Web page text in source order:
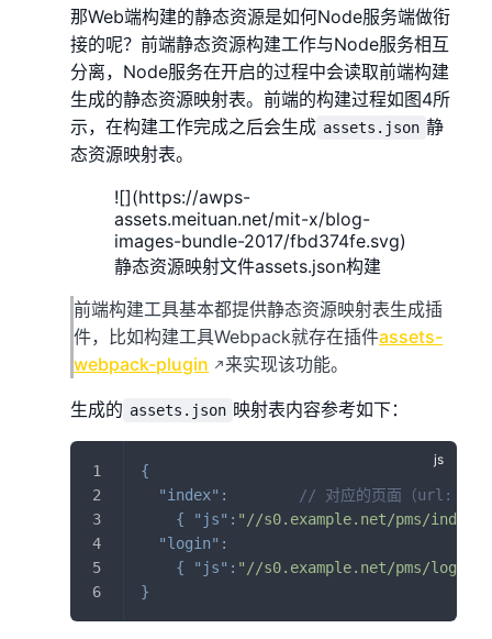
那Web端构建的静态资源是如何Node服务端做衔
接的呢？前端静态资源构建工作与Node服务相互
分离，Node服务在开启的过程中会读取前端构建
生成的静态资源映射表。前端的构建过程如图4所
示，在构建工作完成之后会生成 assets.json 静
态资源映射表。
![](https://awps-
assets.meituan.net/mit-x/blog-
images-bundle-2017/fbd374fe.svg)
静态资源映射文件assets.json构建
前端构建工具基本都提供静态资源映射表生成插
件，比如构建工具Webpack就存在插件assets-
webpack-plugin
来实现该功能。
生成的 assets.json 映射表内容参考如下：
{
"index" :
// 对应的页面（url:
{
"js" : "//s0.example.net/pms/index-
"login" :
{
"js" : "//s0.example.net/pms/login-
}